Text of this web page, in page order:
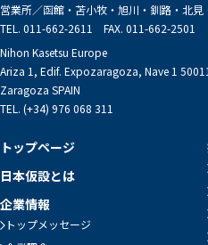
営業所／函館・苫小牧・旭川・釧路・北見
TEL. 011-662-2611 FAX. 011-662-2501
Nihon Kasetsu Europe
Ariza 1, Edif. Expozaragoza, Nave 1 50011
Zaragoza SPAIN
TEL. (+34) 976 068 311
トップページ
日本仮設とは
企業情報
トップメッセージ